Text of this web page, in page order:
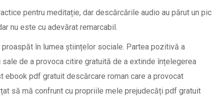
pentru meditație, dar descărcările audio au părut un pic
nu este cu adevărat remarcabil.
în lumea științelor sociale. Partea pozitivă a
de a provoca citire gratuită de a extinde înțelegerea
ebook pdf gratuit descărcare roman care a provocat
să mă confrunt cu propriile mele prejudecăți pdf gratuit